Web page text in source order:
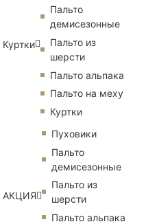
Куртки
Пальто
демисезонные
Пальто из
шерсти
Пальто альпака
Пальто на меху
Куртки
АКЦИЯ
Пуховики
Пальто
демисезонные
Пальто из
шерсти
Пальто альпака